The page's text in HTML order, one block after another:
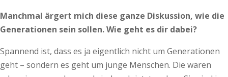
Manchmal ärgert mich diese ganze Diskussion, wie die
Generationen sein sollen. Wie geht es dir dabei?
Spannend ist, dass es ja eigentlich nicht um Generationen
geht – sondern es geht um junge Menschen. Die waren